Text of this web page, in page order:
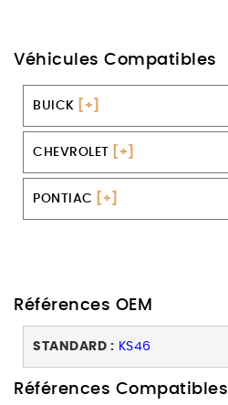
Véhicules Compatibles
BUICK [+]
CHEVROLET [+]
PONTIAC [+]
Références OEM
STANDARD : KS46
Références Compatibles